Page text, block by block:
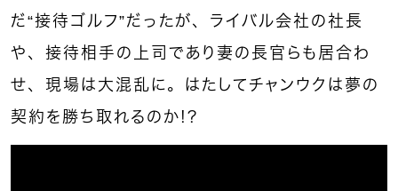
だ“接待ゴルフ”だったが、ライバル会社の社長
や、接待相手の上司であり妻の長官らも居合わ
せ、現場は大混乱に。はたしてチャンウクは夢の
契約を勝ち取れるのか！？